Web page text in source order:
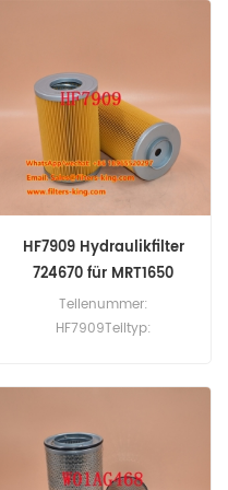
für Fendt 250GT 255GT
275GT.
HF7909 Hydraulikfilter
724670 für MRT1650
Teilenummer:
HF7909Teiltyp:
724670 Verwendung für
Manitou MRT1650 MRT1840